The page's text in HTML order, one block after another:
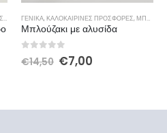
ΓΕΝΙΚΆ,ΚΑΛΟΚΑΙΡΙΝΈΣ ΠΡΟΣΦΌΡΕΣ,ΜΠΛΟΎΖΕΣ
Μπλούζακι με αλυσίδα
out of 5
€14,50 €7,00